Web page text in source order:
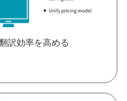
訳効率を高める